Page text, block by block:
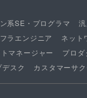
系SE・プログラマ
ラエンジニア ネット
マネージャー プロダ
スク カスタマーサ